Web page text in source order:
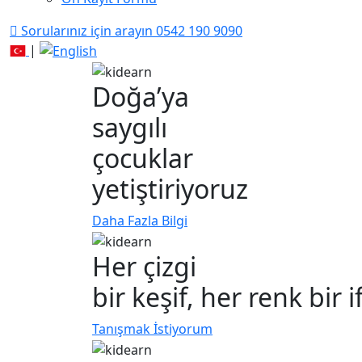
Sorularınız için arayın 0542 190 9090
|
Doğa’ya
saygılı
çocuklar
yetiştiriyoruz
Daha Fazla Bilgi
Her çizgi
bir keşif, her renk bir
Tanışmak İstiyorum